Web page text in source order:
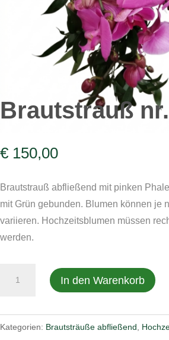
Brautstrauß
€ 150,00
Brautstrauß abfließend mit pinken
mit Grün gebunden. Blumen können je
variieren. Hochzeitsblumen müssen
werden.
In den Warenkorb
Kategorien: Brautsträuße abfließend